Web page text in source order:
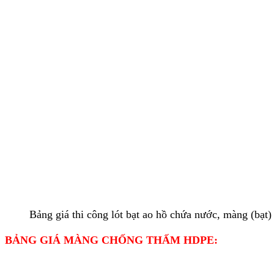
Bảng giá thi công lót bạt ao hồ chứa nước, màng
BẢNG GIÁ MÀNG CHỐNG THẤM HDPE: